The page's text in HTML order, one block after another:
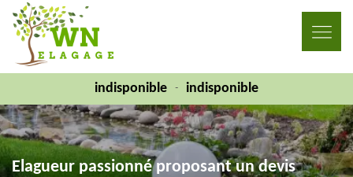
indisponible - indisponible
Elagueur passionné proposant un devis